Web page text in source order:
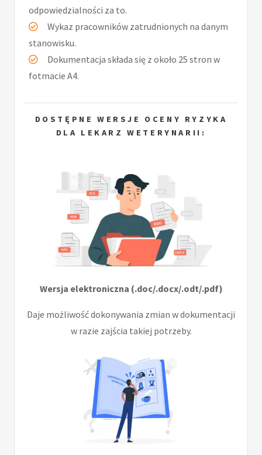
odpowiedzialności za to.
Wykaz pracowników zatrudnionych na danym
stanowisku.
Dokumentacja składa się z około 25 stron w
fotmacie A4.
DOSTĘPNE WERSJE OCENY RYZYKA
DLA LEKARZ WETERYNARII:
Wersja elektroniczna (.doc/.docx/.odt/.pdf)
Daje możliwość dokonywania zmian w dokumentacji
w razie zajścia takiej potrzeby.